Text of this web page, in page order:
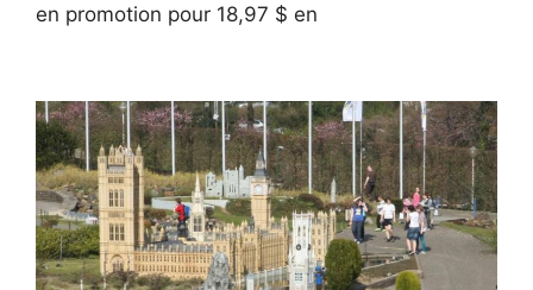
en promotion pour 18,97 $ en